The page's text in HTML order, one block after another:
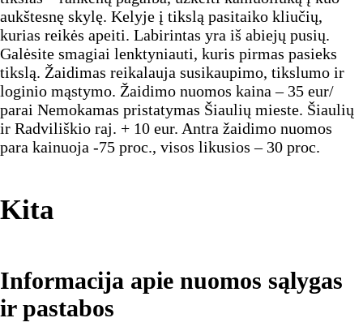
aukštesnę skylę. Kelyje į tikslą pasitaiko kliučių,
kurias reikės apeiti. Labirintas yra iš abiejų pusių.
Galėsite smagiai lenktyniauti, kuris pirmas pasieks
tikslą. Žaidimas reikalauja susikaupimo, tikslumo ir
loginio mąstymo. Žaidimo nuomos kaina – 35 eur/
parai Nemokamas pristatymas Šiaulių mieste. Šiaulių
ir Radviliškio raj. + 10 eur. Antra žaidimo nuomos
para kainuoja -75 proc., visos likusios – 30 proc.
Kita
Informacija apie nuomos sąlygas
ir pastabos